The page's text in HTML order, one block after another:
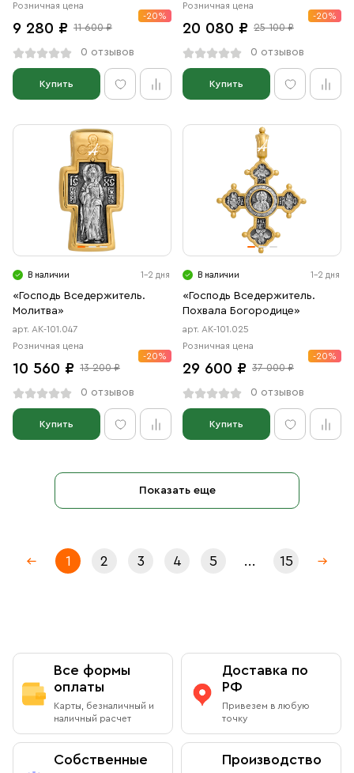
Розничная цена
9 280 ₽ 11 600 ₽
-20%
0 отзывов
Купить
Розничная цена
20 080 ₽ 25 100 ₽
-20%
0 отзывов
Купить
В наличии 1-2 дня
«Господь Вседержитель.
Молитва»
арт. АК-101.047
Розничная цена
10 560 ₽ 13 200 ₽
-20%
0 отзывов
Купить
В наличии 1-2 дня
«Господь Вседержитель.
Похвала Богородице»
арт. АК-101.025
Розничная цена
29 600 ₽ 37 000 ₽
-20%
0 отзывов
Купить
Показать еще
1 2 3 4 5 15
Все формы
оплаты
Карты, безналичный и
наличный расчет
Доставка по
РФ
Привезем в любую
точку
Собственные
Производство